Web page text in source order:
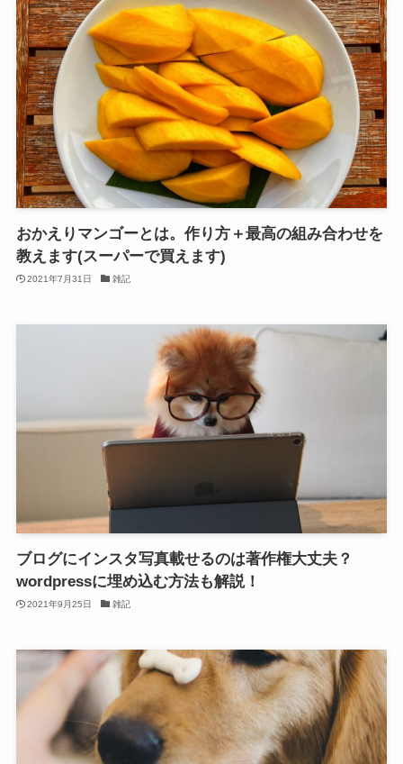
おかえりマンゴーとは。作り方＋最高の組み合わせを
教えます(スーパーで買えます)
2021年7月31日 雑記
ブログにインスタ写真載せるのは著作権大丈夫？
wordpressに埋め込む方法も解説！
2021年9月25日 雑記